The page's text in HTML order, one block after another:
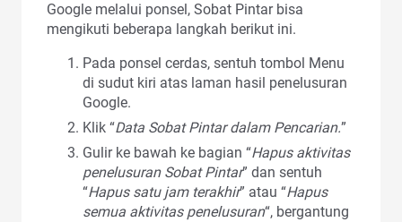
Google melalui ponsel, Sobat Pintar bisa
mengikuti beberapa langkah berikut ini.
Pada ponsel cerdas, sentuh tombol Menu
di sudut kiri atas laman hasil penelusuran
Google.
Klik “Data Sobat Pintar dalam Pencarian.”
Gulir ke bawah ke bagian “Hapus aktivitas
penelusuran Sobat Pintar” dan sentuh
“Hapus satu jam terakhir” atau “Hapus
semua aktivitas penelusuran“, bergantung